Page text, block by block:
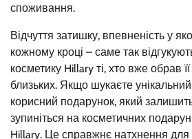
споживання.
Відчуття затишку, впевненість у
кожному кроці – саме так
косметику Hillary ті, хто вже обрав
близьких. Якщо шукаєте
корисний подарунок, який
зупиніться на косметичних
Hillary. Це справжнє натхнення для